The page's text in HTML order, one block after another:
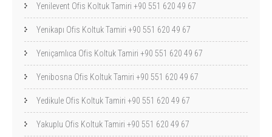
Yenilevent Ofis Koltuk Tamiri +90 551 620 49 67
Yenikapı Ofis Koltuk Tamiri +90 551 620 49 67
Yeniçamlıca Ofis Koltuk Tamiri +90 551 620 49 67
Yenibosna Ofis Koltuk Tamiri +90 551 620 49 67
Yedikule Ofis Koltuk Tamiri +90 551 620 49 67
Yakuplu Ofis Koltuk Tamiri +90 551 620 49 67